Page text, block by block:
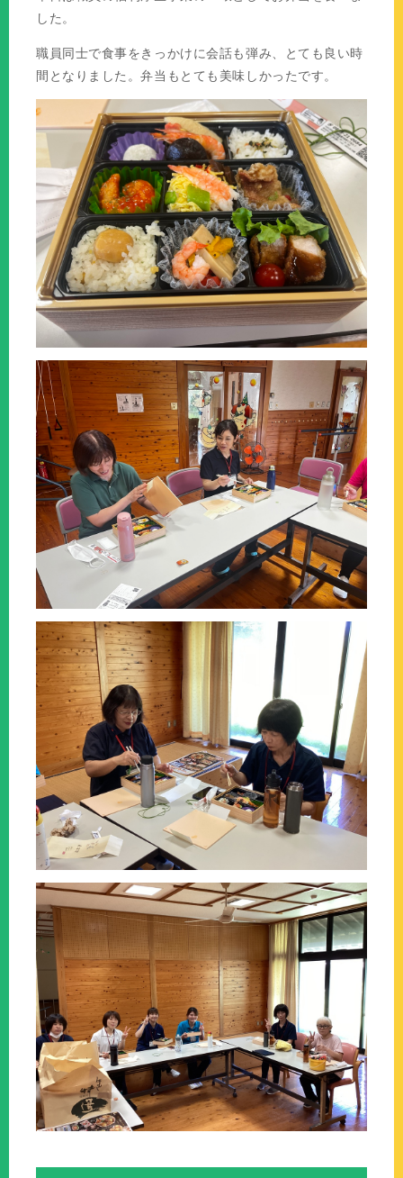
した。
職員同士で食事をきっかけに会話も弾み、とても良い時
間となりました。弁当もとても美味しかったです。